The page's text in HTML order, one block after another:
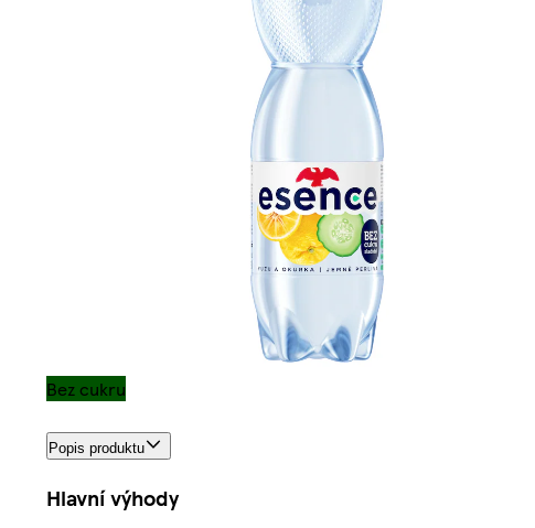
Bez cukru
Popis produktu
Hlavní výhody